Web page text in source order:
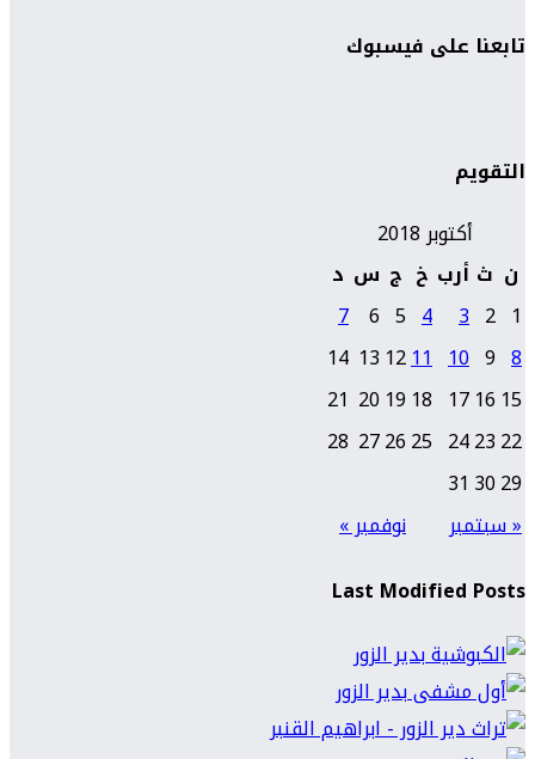
تابعنا على فيسبوك
التقويم
أكتوبر 2018
ن ث أرب خ ج س د
« سبتمبر نوفمبر »
1
2
3
4
5
6
7
8
9
10
11
12
13
14
15
16
17
18
19
20
21
22
23
24
25
26
27
28
29
30
31
Last Modified Posts